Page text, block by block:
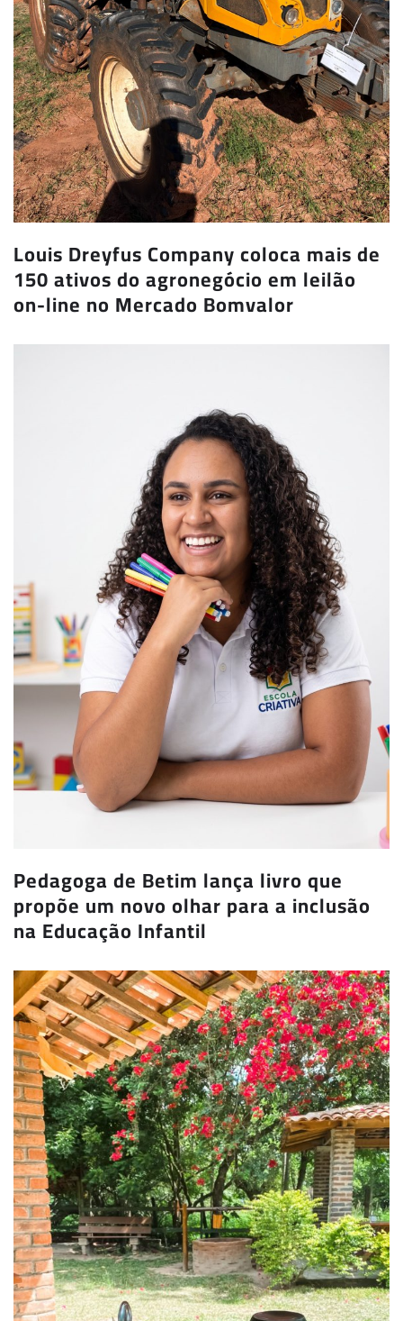
Louis Dreyfus Company coloca mais de
150 ativos do agronegócio em leilão
on-line no Mercado Bomvalor
Pedagoga de Betim lança livro que
propõe um novo olhar para a inclusão
na Educação Infantil